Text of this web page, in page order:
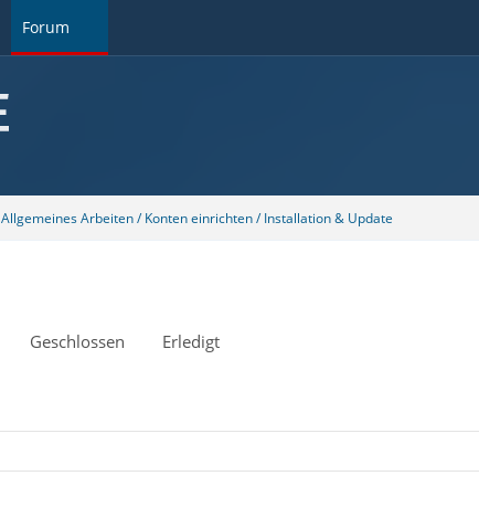
Forum
Allgemeines Arbeiten / Konten einrichten / Installation & Update
Geschlossen Erledigt